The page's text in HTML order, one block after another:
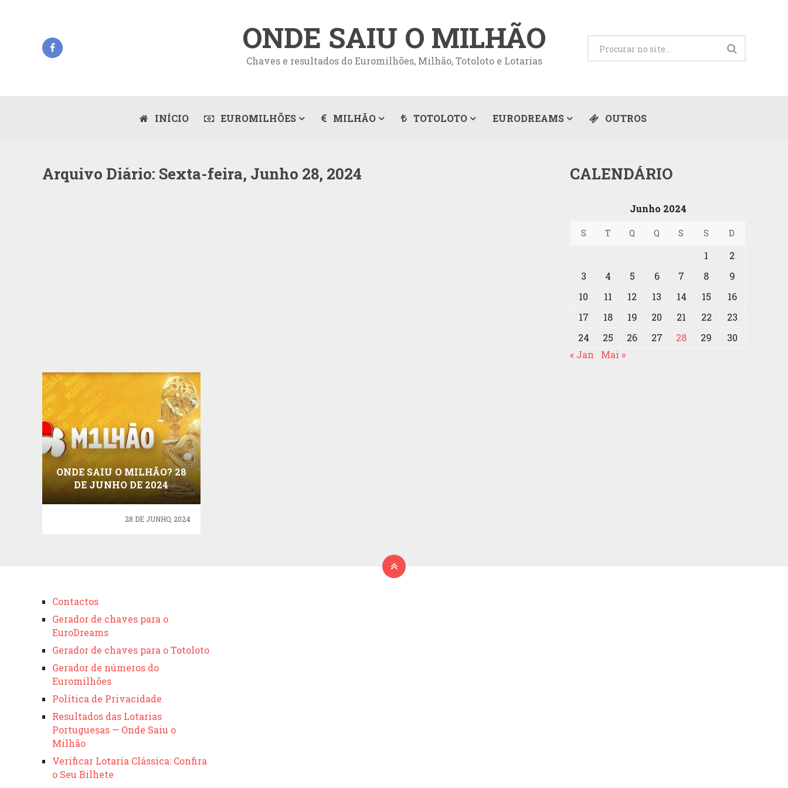
ONDE SAIU O MILHÃO
Chaves e resultados do Euromilhões, Milhão, Totoloto e Lotarias
INÍCIO EUROMILHÕES MILHÃO TOTOLOTO EURODREAMS OUTROS
Arquivo Diário: Sexta-feira, Junho 28, 2024
ONDE SAIU O MILHÃO? 28
DE JUNHO DE 2024
28 DE JUNHO, 2024
CALENDÁRIO
Junho 2024
S T Q Q S S D
1
2
3
4 5 6 7 8
9
10
11 12 13 14 15
16
17
18 19 20 21 22
23
24
25 26 27 28 29
30
« Jan
Mai »
Contactos
Gerador de chaves para o
EuroDreams
Gerador de chaves para o Totoloto
Gerador de números do
Euromilhões
Política de Privacidade
Resultados das Lotarias
Portuguesas — Onde Saiu o
Milhão
Verificar Lotaria Clássica: Confira
o Seu Bilhete